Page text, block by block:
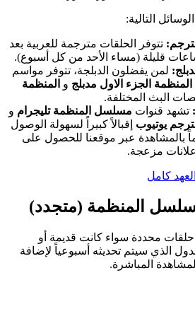
التالية:
تتوفر الحلقات مترجمة للعربية بعد
قليلة (مساء الأحد من كل أسبوع).
لمن يفضلون الدبلجة، تتوفر مواسم
الجزء الاول مدبلج و المنظمة
البث المختلفة.
تشهد قنوات مسلسل المنظمة تليجرام و
يوتيوب إقبالاً كبيراً لسهولة الوصول
بالمشاهدة عبر موقعنا للحصول على
مزعجة.
كامل
المنظمة (متجدد)
حلقات محددة سواء كانت قديمة أو
الذي سيتم تحديثه أسبوعياً لإضافة
المباشرة.